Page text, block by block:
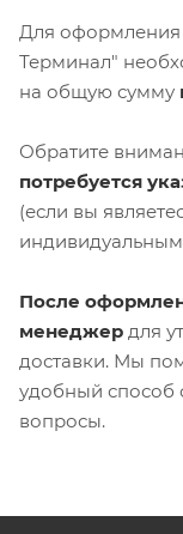
Для оформления
Терминал"
на общую сумму
Обратите
потребуется
(если вы
После
менеджер для
доставки. Мы
удобный способ
вопросы.